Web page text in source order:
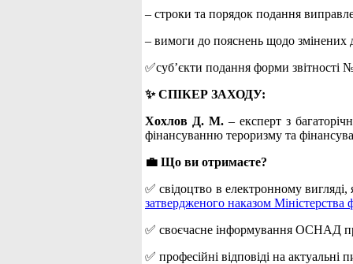
– строки та порядок подання
– вимоги до пояснень щодо змінених
✅суб’єкти подання форми звітності
✨ СПІКЕР ЗАХОДУ:
Хохлов Д. М.– експерт з
фінансуванню тероризму та
💼 Що ви отримаєте?
✅ свідоцтво в електронному вигляді,
затвердженого наказом
✅ cвоєчасне інформування ОСНАД
✅ професійні відповіді на